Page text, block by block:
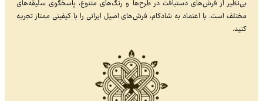
بی‌نظیر از فرش‌های دستبافت در طرح‌ها و رنگ‌های متنوع، پاسخگوی سلیقه‌های
مختلف است. با اعتماد به شادکام، فرش‌های اصیل ایرانی را با کیفیتی ممتاز تجربه
کنید.